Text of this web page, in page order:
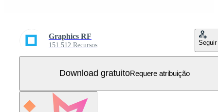
Graphics RF
151.512 Recursos Seguir
Download gratuitoRequere atribuição